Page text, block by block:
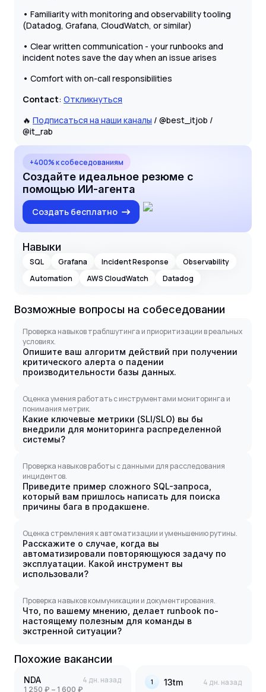
• Familiarity with monitoring and observability tooling
(Datadog, Grafana, CloudWatch, or similar)
• Clear written communication - your runbooks and
incident notes save the day when an issue arises
• Comfort with on-call responsibilities
Contact: Откликнуться
🔥 Подписаться на наши каналы / @best_itjob /
@it_rab
+400% к собеседованиям
Создайте идеальное резюме с
помощью ИИ-агента
Создать бесплатно
Навыки
SQL Grafana Incident Response
Observability
Automation
AWS CloudWatch Datadog
Возможные вопросы на собеседовании
Проверка навыков траблшутинга и приоритизации в реальных
условиях.
Опишите ваш алгоритм действий при получении
критического алерта о падении
производительности базы данных.
Оценка умения работать с инструментами мониторинга и
понимания метрик.
Какие ключевые метрики (SLI/SLO) вы бы
внедрили для мониторинга распределенной
системы?
Проверка навыков работы с данными для расследования
инцидентов.
Приведите пример сложного SQL-запроса,
который вам пришлось написать для поиска
причины бага в продакшене.
Оценка стремления к автоматизации и уменьшению рутины.
Расскажите о случае, когда вы
автоматизировали повторяющуюся задачу по
эксплуатации. Какой инструмент вы
использовали?
Проверка навыков коммуникации и документирования.
Что, по вашему мнению, делает runbook по-
настоящему полезным для команды в
экстренной ситуации?
Похожие вакансии
NDA 4 дн. назад
1 250 ₽ – 1 600 ₽
1 13tm 4 дн. назад